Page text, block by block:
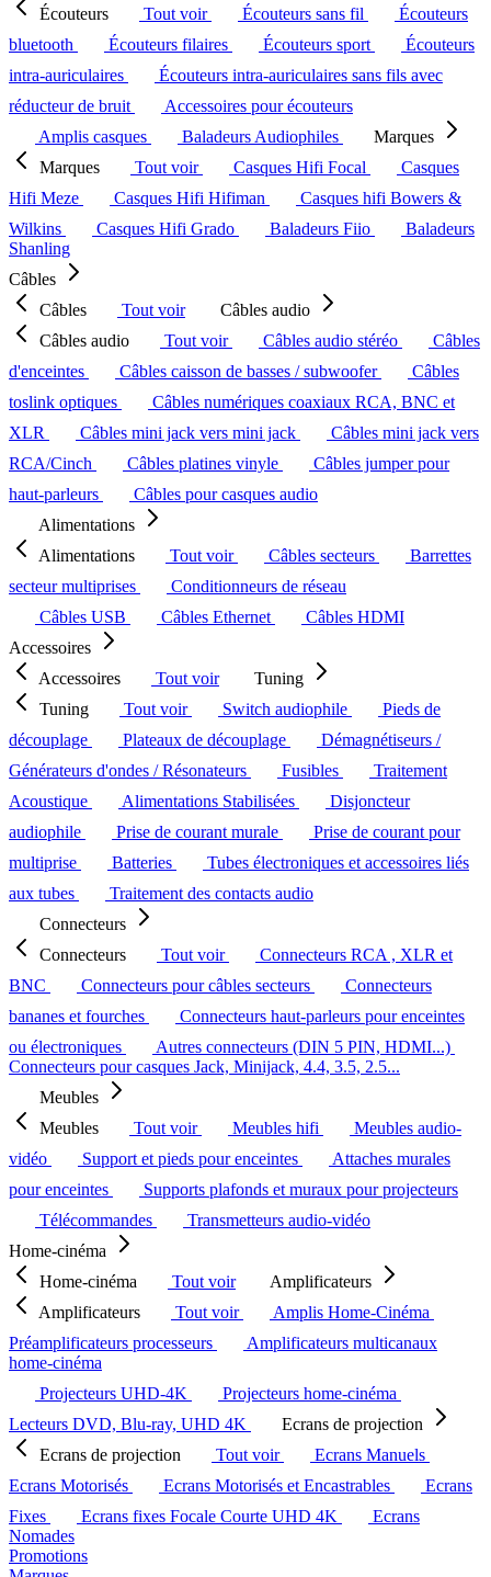
Écouteurs
Tout voir Écouteurs sans fil
Écouteurs
bluetooth
Écouteurs filaires Écouteurs sport
Écouteurs
intra-auriculaires
Écouteurs intra-auriculaires sans fils avec
réducteur de bruit
Accessoires pour écouteurs
Amplis casques
Baladeurs Audiophiles
Marques
Marques
Tout voir Casques Hifi Focal
Casques
Hifi Meze
Casques Hifi Hifiman
Casques hifi Bowers &
Wilkins
Casques Hifi Grado Baladeurs Fiio
Baladeurs
Shanling
Câbles
Câbles
Tout voir
Câbles audio
Câbles audio
Tout voir Câbles audio stéréo
Câbles
d'enceintes
Câbles caisson de basses / subwoofer
Câbles
toslink optiques
Câbles numériques coaxiaux RCA, BNC et
XLR
Câbles mini jack vers mini jack
Câbles mini jack vers
RCA/Cinch
Câbles platines vinyle
Câbles jumper pour
haut-parleurs
Câbles pour casques audio
Alimentations
Alimentations
Tout voir Câbles secteurs
Barrettes
secteur multiprises
Conditionneurs de réseau
Câbles USB
Câbles Ethernet
Câbles HDMI
Accessoires
Accessoires
Tout voir
Tuning
Tuning
Tout voir Switch audiophile
Pieds de
découplage
Plateaux de découplage
Démagnétiseurs /
Générateurs d'ondes / Résonateurs
Fusibles
Traitement
Acoustique
Alimentations Stabilisées
Disjoncteur
audiophile
Prise de courant murale
Prise de courant pour
multiprise
Batteries
Tubes électroniques et accessoires liés
aux tubes
Traitement des contacts audio
Connecteurs
Connecteurs
Tout voir
Connecteurs RCA , XLR et
BNC
Connecteurs pour câbles secteurs
Connecteurs
bananes et fourches
Connecteurs haut-parleurs pour enceintes
ou électroniques
Autres connecteurs (DIN 5 PIN, HDMI...)
Connecteurs pour casques Jack, Minijack, 4.4, 3.5, 2.5...
Meubles
Meubles
Tout voir Meubles hifi
Meubles audio-
vidéo
Support et pieds pour enceintes
Attaches murales
pour enceintes
Supports plafonds et muraux pour projecteurs
Télécommandes
Transmetteurs audio-vidéo
Home-cinéma
Home-cinéma
Tout voir
Amplificateurs
Amplificateurs
Tout voir
Amplis Home-Cinéma
Préamplificateurs processeurs
Amplificateurs multicanaux
home-cinéma
Projecteurs UHD-4K
Projecteurs home-cinéma
Lecteurs DVD, Blu-ray, UHD 4K
Ecrans de projection
Ecrans de projection
Tout voir
Ecrans Manuels
Ecrans Motorisés
Ecrans Motorisés et Encastrables
Ecrans
Fixes
Ecrans fixes Focale Courte UHD 4K
Ecrans
Nomades
Promotions